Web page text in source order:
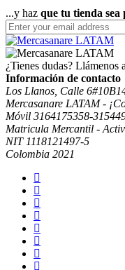
...y haz que tu tienda sea
¿Tienes dudas? Llámenos
Información de contacto
Los Llanos, Calle
Mercasanare LATAM -
Móvil 3164175358-
Matricula Mercantil -
NIT 1118121497-5
Colombia 2021